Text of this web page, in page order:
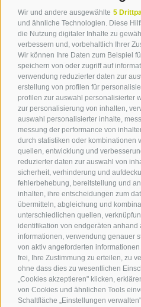
Wir und andere ausgewählte 5
und ähnliche Technologien. Diese
die Nutzung digitaler Inhalte zu
verbessern und, vorbehaltlich Ihrer
Wir können Ihre Daten zum Beispiel
speichern von oder zugriff auf
verwendung reduzierter daten zur
erstellung von profilen für
profilen zur auswahl personalisierter
zur personalisierung von inhalten,
auswahl personalisierter inhalte,
messung der performance von
durch statistiken oder kombinationen
quellen, entwicklung und
reduzierter daten zur auswahl von
sicherheit, verhinderung und
fehlerbehebung, bereitstellung und
inhalten, ihre entscheidungen zum
übermitteln, abgleichung und
unterschiedlichen quellen,
identifikation von endgeräten anhand
informationen, verwendung genauer
von aktiv angeforderten
frei, Ihre Zustimmung zu erteilen, zu
ohne dass dies zu wesentlichen
„Cookies akzeptieren" klicken,
von Cookies und ähnlichen Tools
Schaltfläche „Einstellungen
Kontakt
Tourismusverein Terlan
Dr.-Weiser-Platz 2
I - 39018 Terlan BZ
Tel. +39 0471 257 165
info@terlan.info